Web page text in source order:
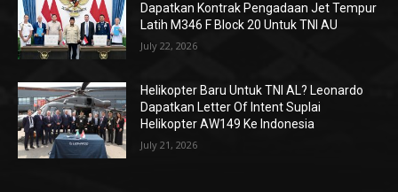
Dapatkan Kontrak Pengadaan Jet Tempur
Latih M346 F Block 20 Untuk TNI AU
July 22, 2026
Helikopter Baru Untuk TNI AL? Leonardo
Dapatkan Letter Of Intent Suplai
Helikopter AW149 Ke Indonesia
July 21, 2026